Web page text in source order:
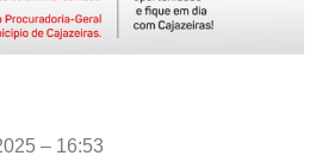
– 16:53